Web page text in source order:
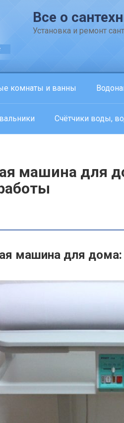
Все о
Установка и ремонт
комнаты и ванны
Счётчики воды,
машина для
машина для дома: